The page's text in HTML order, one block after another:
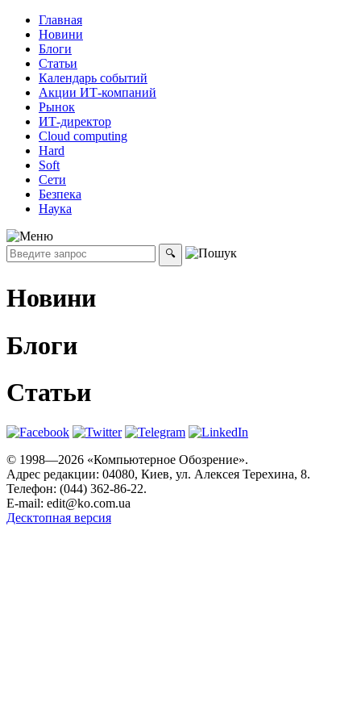
Главная
Новини
Блоги
Статьи
Календарь событий
Акции ИТ-компаний
Рынок
ИТ-директор
Cloud computing
Hard
Soft
Сети
Безпека
Наука
Новини
Блоги
Статьи
© 1998—2026 «Компьютерное Обозрение».
Адрес редакции: 04080, Киев, ул. Алексея Терехина, 8.
Телефон: (044) 362-86-22.
E-mail: edit@ko.com.ua
Десктопная версия